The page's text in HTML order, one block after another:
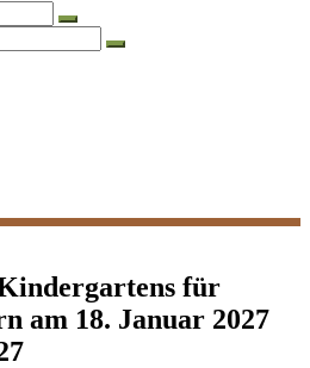
Suchen …
Suchen …
für
am 18. Januar 2027